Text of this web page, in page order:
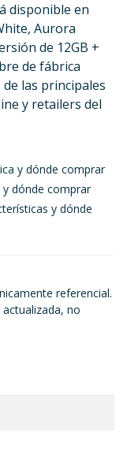
disponible en
Aurora
de 12GB +
de fábrica
las principales
y retailers del
y dónde comprar
y dónde comprar
y dónde
referencial.
no